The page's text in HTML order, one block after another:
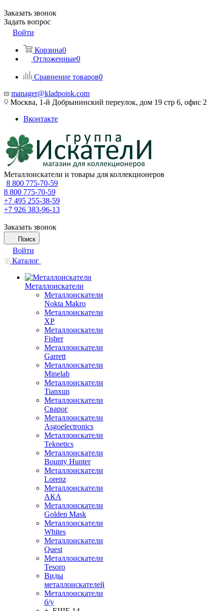
Заказать звонок
Задать вопрос
Войти
Корзина0
Отложенные0
Сравнение товаров0
manager@kladpoisk.com
Москва, 1-й Добрынинский переулок, дом 19 стр 6, офис 2
Вконтакте
Металлоискатели и товары для коллекционеров
8 800 775-70-59
8 800 775-70-59
+7 495 255-38-59
+7 926 383-96-13
Заказать звонок
Поиск
Войти
Каталог
Металлоискатели
Металлоискатели
Nokta Makro
Металлоискатели
XP
Металлоискатели
Fisher
Металлоискатели
Garrett
Металлоискатели
Minelab
Металлоискатели
Tianxun
Металлоискатели
Сварог
Металлоискатели
Asgoelectronics
Металлоискатели
Teknetics
Металлоискатели
Bounty Hunter
Металлоискатели
Lorenz
Металлоискатели
АКА
Металлоискатели
Golden Mask
Металлоискатели
Whites
Металлоискатели
Quest
Металлоискатели
Tesoro
Виды
металлоискателей
Металлоискатели
б/у